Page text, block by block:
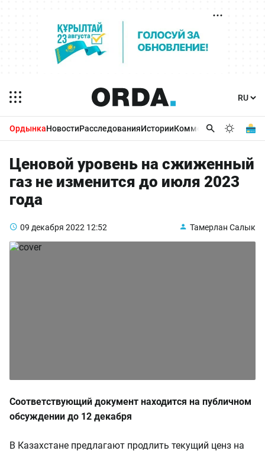
ОрдынкаНовостиРасследованияИсторииКомментарииБизнес
Ценовой уровень на сжиженный
газ не изменится до июля 2023
года
09 декабря 2022 12:52 Тамерлан Салык
Соответствующий документ находится на публичном
обсуждении до 12 декабря
В Казахстане предлагают продлить текущий ценз на